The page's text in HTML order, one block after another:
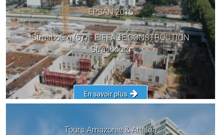
EPSAN 2015
Strasbourg (67) - EIFFAGE CONSTRUCTION
Strasbourg
En savoir plus
Tours Amazonie & Attaléa